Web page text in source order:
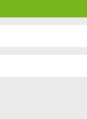
Löschen oder die
d) Einschränkung
Einschränkung der
Profiling ist jede Art
Daten, die darin